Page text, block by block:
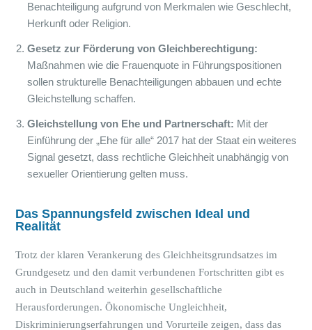
Benachteiligung aufgrund von Merkmalen wie Geschlecht,
Herkunft oder Religion.
Gesetz zur Förderung von Gleichberechtigung:
Maßnahmen wie die Frauenquote in Führungspositionen
sollen strukturelle Benachteiligungen abbauen und echte
Gleichstellung schaffen.
Gleichstellung von Ehe und Partnerschaft: Mit der
Einführung der „Ehe für alle“ 2017 hat der Staat ein weiteres
Signal gesetzt, dass rechtliche Gleichheit unabhängig von
sexueller Orientierung gelten muss.
Das Spannungsfeld zwischen Ideal und
Realität
Trotz der klaren Verankerung des Gleichheitsgrundsatzes im
Grundgesetz und den damit verbundenen Fortschritten gibt es
auch in Deutschland weiterhin gesellschaftliche
Herausforderungen. Ökonomische Ungleichheit,
Diskriminierungserfahrungen und Vorurteile zeigen, dass das